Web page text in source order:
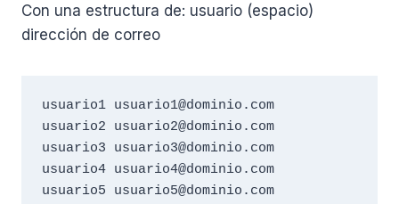
Con una estructura de: usuario (espacio)
dirección de correo
usuario1 usuario1@dominio.com
usuario2 usuario2@dominio.com
usuario3 usuario3@dominio.com
usuario4 usuario4@dominio.com
usuario5 usuario5@dominio.com